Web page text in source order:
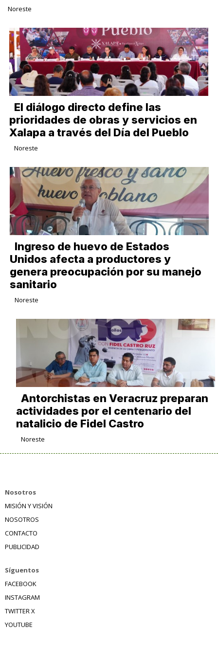
Noreste
El diálogo directo define las
prioridades de obras y servicios en
Xalapa a través del Día del Pueblo
Noreste
Ingreso de huevo de Estados
Unidos afecta a productores y
genera preocupación por su manejo
sanitario
Noreste
Antorchistas en Veracruz preparan
actividades por el centenario del
natalicio de Fidel Castro
Noreste
Nosotros
MISIÓN Y VISIÓN
NOSOTROS
CONTACTO
PUBLICIDAD
Síguentos
FACEBOOK
INSTAGRAM
TWITTER X
YOUTUBE